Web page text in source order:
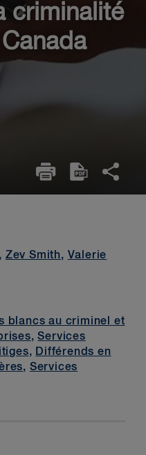
criminalité
, Zev Smith, Valerie
blancs au criminel et
,Services
, Différends en
, Services